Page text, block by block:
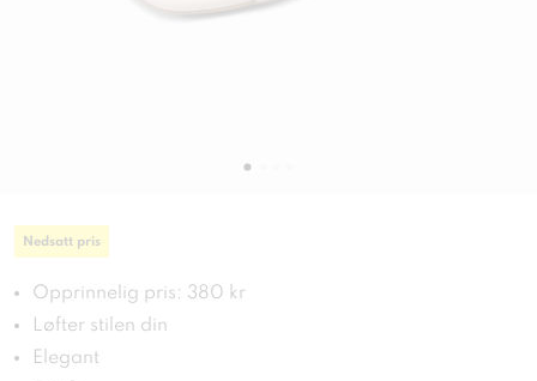
Nedsatt pris
Opprinnelig pris: 380 kr
Løfter stilen din
Elegant